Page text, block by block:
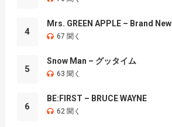
4
Mrs. GREEN APPLE – Brand New
67 聞く
5
Snow Man – グッタイム
63 聞く
6
BE:FIRST – BRUCE WAYNE
62 聞く